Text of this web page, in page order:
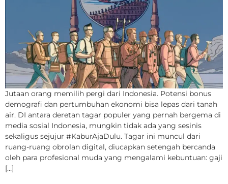
Jutaan orang memilih pergi dari Indonesia. Potensi bonus
demografi dan pertumbuhan ekonomi bisa lepas dari tanah
air. DI antara deretan tagar populer yang pernah bergema di
media sosial Indonesia, mungkin tidak ada yang sesinis
sekaligus sejujur #KaburAjaDulu. Tagar ini muncul dari
ruang-ruang obrolan digital, diucapkan setengah bercanda
oleh para profesional muda yang mengalami kebuntuan: gaji
[…]